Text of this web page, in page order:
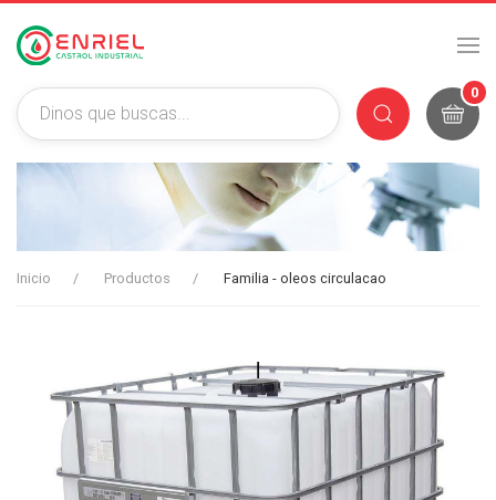
0
Inicio Productos Familia - oleos circulacao